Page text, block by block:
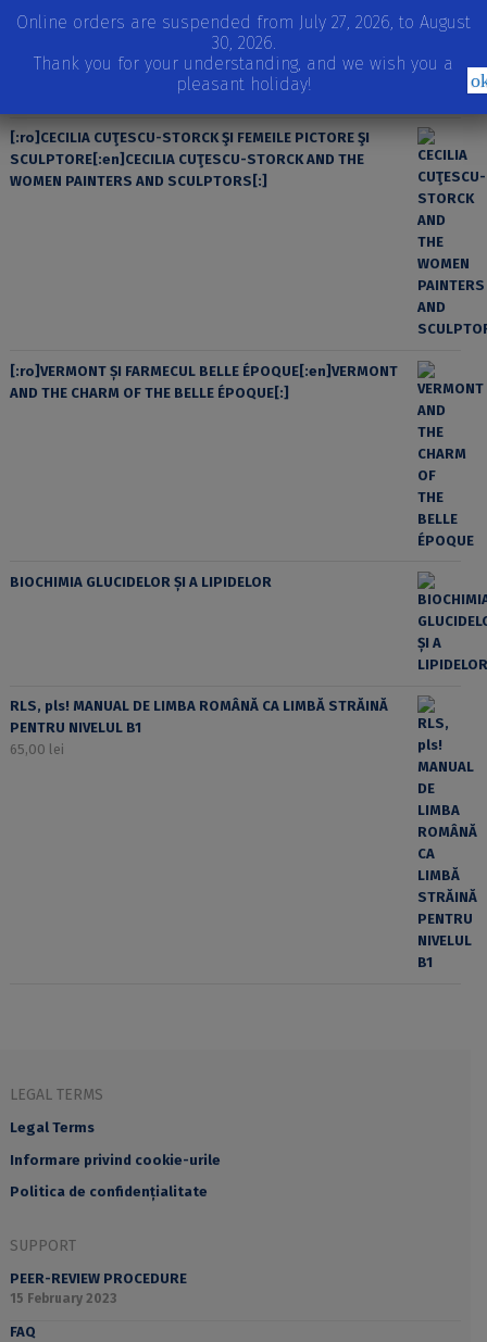
[:ro]CECILIA CUŢESCU-STORCK ŞI FEMEILE PICTORE ŞI
SCULPTORE[:en]CECILIA CUŢESCU-STORCK AND THE
WOMEN PAINTERS AND SCULPTORS[:]
[:ro]VERMONT ȘI FARMECUL BELLE ÉPOQUE[:en]VERMONT
AND THE CHARM OF THE BELLE ÉPOQUE[:]
BIOCHIMIA GLUCIDELOR ȘI A LIPIDELOR
RLS, pls! MANUAL DE LIMBA ROMÂNĂ CA LIMBĂ STRĂINĂ
PENTRU NIVELUL B1
65,00 lei
LEGAL TERMS
Legal Terms
Informare privind cookie-urile
Politica de confidențialitate
SUPPORT
PEER-REVIEW PROCEDURE
15 February 2023
FAQ
Online orders are suspended from July 27, 2026, to August
30, 2026.
Thank you for your understanding, and we wish you a
pleasant holiday!